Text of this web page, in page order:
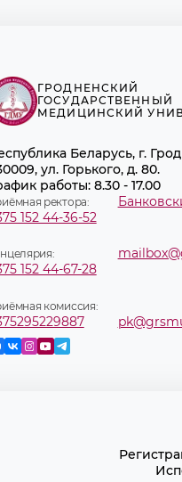
ГРОДНЕНСКИЙ
ГОСУДАРСТВЕННЫЙ
МЕДИЦИНСКИЙ
Беларусь, г.
ул. Горького, д. 80.
работы: 8.30 - 17.00
ректора:
152 44-36-52
152 44-67-28
комиссия: